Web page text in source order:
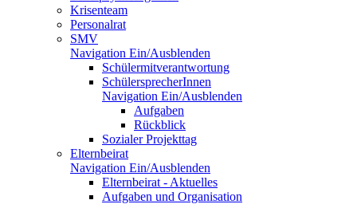
Krisenteam
Personalrat
SMV
Navigation Ein/Ausblenden
Schülermitverantwortung
SchülersprecherInnen
Navigation Ein/Ausblenden
Aufgaben
Rückblick
Sozialer Projekttag
Elternbeirat
Navigation Ein/Ausblenden
Elternbeirat - Aktuelles
Aufgaben und Organisation